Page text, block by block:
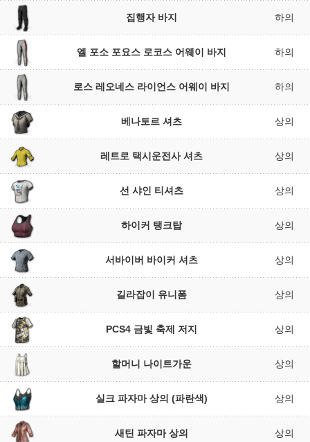
집행자 바지 하의
엘 포소 포요스 로코스 어웨이 바지 하의
로스 레오네스 라이언스 어웨이 바지 하의
베나토르 셔츠 상의
레트로 택시운전사 셔츠 상의
선 샤인 티셔츠 상의
하이커 탱크탑 상의
서바이버 바이커 셔츠 상의
길라잡이 유니폼 상의
PCS4 금빛 축제 저지 상의
할머니 나이트가운 상의
실크 파자마 상의 (파란색) 상의
새틴 파자마 상의 상의